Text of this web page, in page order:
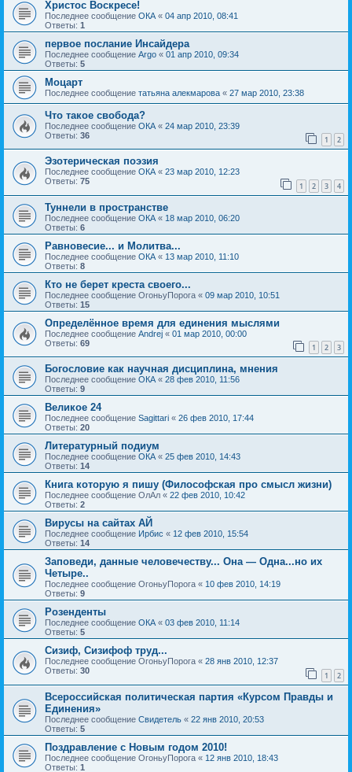
Христос Воскресе!
Последнее сообщение ОКА « 04 апр 2010, 08:41
Ответы: 1
первое послание Инсайдера
Последнее сообщение Argo « 01 апр 2010, 09:34
Ответы: 5
Моцарт
Последнее сообщение татьяна алекмарова « 27 мар 2010, 23:38
Что такое свобода?
Последнее сообщение ОКА « 24 мар 2010, 23:39
Ответы: 36 1 2
Эзотерическая поэзия
Последнее сообщение ОКА « 23 мар 2010, 12:23
Ответы: 75 1 2 3 4
Туннели в пространстве
Последнее сообщение ОКА « 18 мар 2010, 06:20
Ответы: 6
Равновесие... и Молитва...
Последнее сообщение ОКА « 13 мар 2010, 11:10
Ответы: 8
Кто не берет креста своего...
Последнее сообщение ОгоньуПорога « 09 мар 2010, 10:51
Ответы: 15
Определённое время для единения мыслями
Последнее сообщение Andrej « 01 мар 2010, 00:00
Ответы: 69 1 2 3
Богословие как научная дисциплина, мнения
Последнее сообщение ОКА« 28 фев 2010, 11:56
Ответы: 9
Великое 24
Последнее сообщение Sagittari « 26 фев 2010, 17:44
Ответы: 20
Литературный подиум
Последнее сообщение ОКА« 25 фев 2010, 14:43
Ответы: 14
Книга которую я пишу (Философская про смысл жизни)
Последнее сообщение ОлАл « 22 фев 2010, 10:42
Ответы: 2
Вирусы на сайтах АЙ
Последнее сообщение Ирбис « 12 фев 2010, 15:54
Ответы: 14
Заповеди, данные человечеству... Она — Одна...но их
Четыре..
Последнее сообщение ОгоньуПорога « 10 фев 2010, 14:19
Ответы: 9
Розенденты
Последнее сообщение ОКА« 03 фев 2010, 11:14
Ответы: 5
Сизиф, Сизифоф труд...
Последнее сообщение ОгоньуПорога « 28 янв 2010, 12:37
Ответы: 30 1 2
Всероссийская политическая партия «Курсом Правды и
Единения»
Последнее сообщение Свидетель « 22 янв 2010, 20:53
Ответы: 5
Поздравление с Новым годом 2010!
Последнее сообщение ОгоньуПорога « 12 янв 2010, 18:43
Ответы: 1